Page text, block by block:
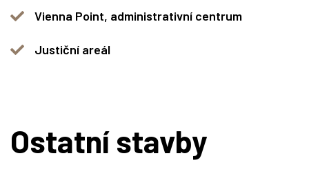
Vienna Point, administrativní centrum
Justiční areál
Ostatní stavby